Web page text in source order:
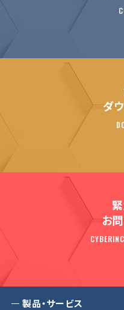
ダ
お
製品・サービス